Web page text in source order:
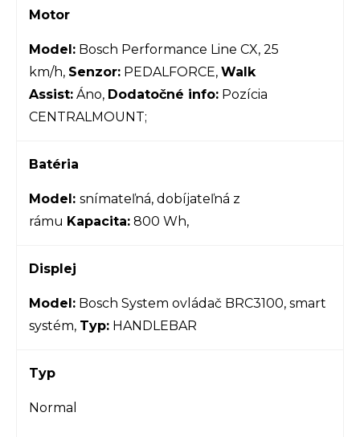
Motor
Model: Bosch Performance Line CX, 25
km/h, Senzor: PEDALFORCE, Walk
Assist: Áno, Dodatočné info: Pozícia
CENTRALMOUNT;
Batéria
Model: snímateľná, dobíjateľná z
rámu Kapacita: 800 Wh,
Displej
Model: Bosch System ovládač BRC3100, smart
systém, Typ: HANDLEBAR
Typ
Normal